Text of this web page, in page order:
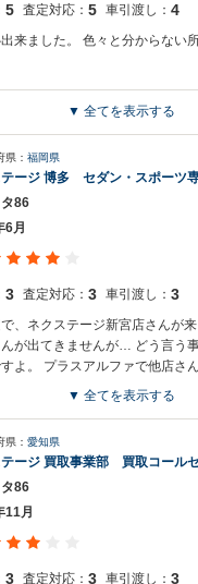
5 査定対応： 5 車引渡し： 4
い所を教えてもらい助かりま
をご利用いただきまして誠に
まいります。 スタッフ一同、
▼ 全てを表示する
県： 福岡県
ージ 博多 セダン・スポーツ
86
6月
3 査定対応： 3 車引渡し： 3
、ネクステージ新宮店さんが
が出てきませんが… どう言う
よ。 プラスアルファで他店さ
▼ 全てを表示する
県： 愛知県
ージ 買取事業部 買取コール
86
11月
3 査定対応： 3 車引渡し： 3